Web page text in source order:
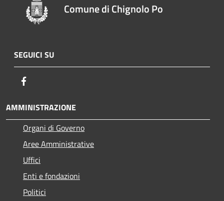
Comune di Chignolo Po
SEGUICI SU
AMMINISTRAZIONE
Organi di Governo
Aree Amministrative
Uffici
Enti e fondazioni
Politici